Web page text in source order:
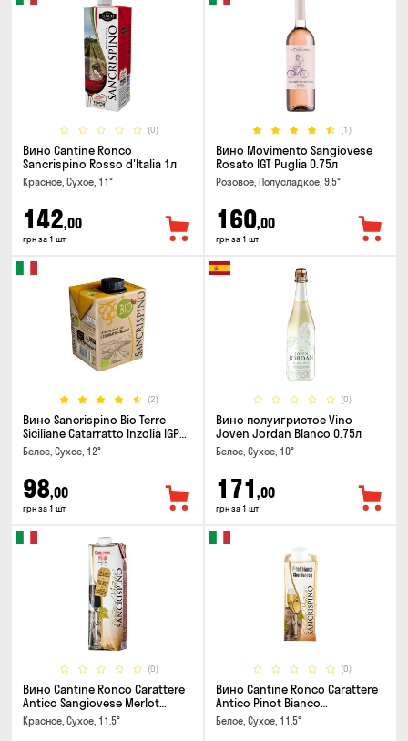
(0)
Вино Cantine Ronco
Sancrispino Rosso d'Italia 1л
Красное, Сухое, 11°
142,00
грн за 1 шт
(1)
Вино Movimento Sangiovese
Rosato IGT Puglia 0.75л
Розовое, Полусладкое, 9.5°
160,00
грн за 1 шт
(2)
Вино Sancrispino Bio Terre
Siciliane Catarratto Inzolia IGP
0.5л
Белое, Сухое, 12°
98,00
грн за 1 шт
(0)
Вино полуигристое Vino
Joven Jordan Blanco 0.75л
Белое, Сухое, 10°
171 ,00
грн за 1 шт
(0)
Вино Cantine Ronco Carattere
Antico Sangiovese Merlot
Rubicone IGT 1л
Красное, Сухое, 11.5°
(0)
Вино Cantine Ronco Carattere
Antico Pinot Bianco
Chardonnay Rubicone IGT 0.25л
Белое, Сухое, 11.5°